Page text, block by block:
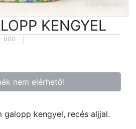
KENGYEL
000
nem elérhető!
galopp kengyel, recés aljjal.